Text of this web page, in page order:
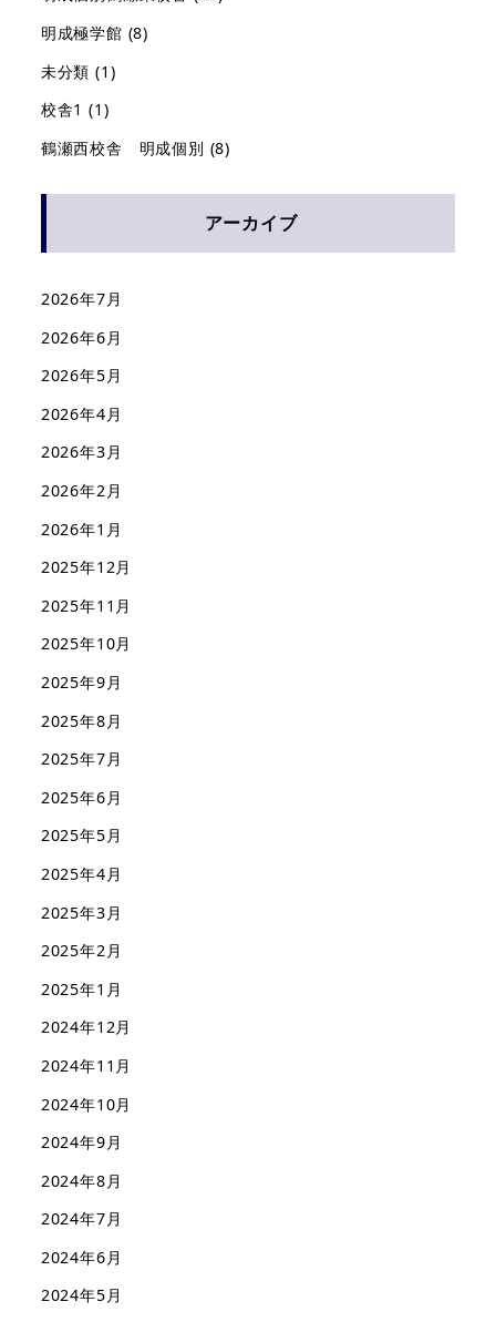
明成極学館 (8)
未分類 (1)
校舎1 (1)
鶴瀬西校舎 明成個別 (8)
アーカイブ
2026年7月
2026年6月
2026年5月
2026年4月
2026年3月
2026年2月
2026年1月
2025年12月
2025年11月
2025年10月
2025年9月
2025年8月
2025年7月
2025年6月
2025年5月
2025年4月
2025年3月
2025年2月
2025年1月
2024年12月
2024年11月
2024年10月
2024年9月
2024年8月
2024年7月
2024年6月
2024年5月